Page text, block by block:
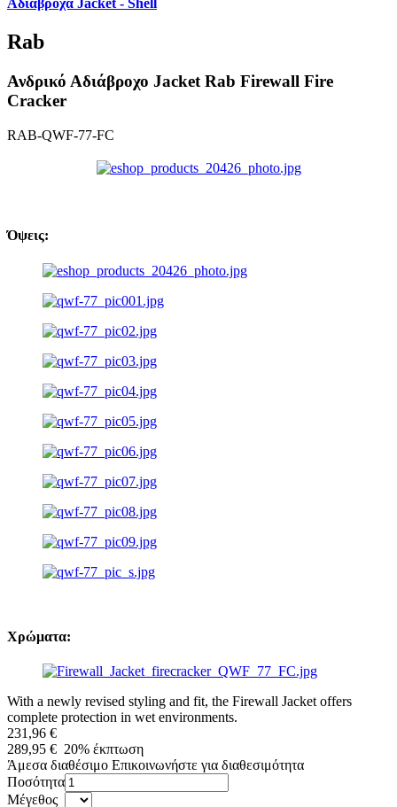
Αδιάβροχα Jacket - Shell
Rab
Ανδρικό Αδιάβροχο Jacket Rab Firewall Fire
Cracker
RAB-QWF-77-FC
Όψεις:
Χρώματα:
With a newly revised styling and fit, the Firewall Jacket offers
complete protection in wet environments.
231,96 €
289,95 € 20% έκπτωση
Άμεσα διαθέσιμο Επικοινωνήστε για διαθεσιμότητα
Ποσότητα
Μέγεθος